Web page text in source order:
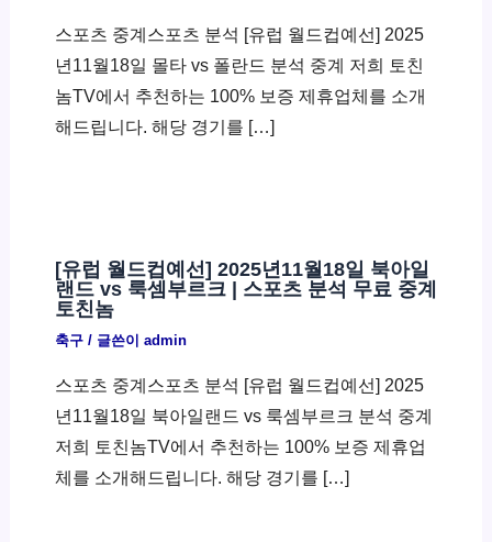
스포츠 중계스포츠 분석 [유럽 월드컵예선] 2025
년11월18일 몰타 vs 폴란드 분석 중계 저희 토친
놈TV에서 추천하는 100% 보증 제휴업체를 소개
해드립니다. 해당 경기를 […]
[유럽 월드컵예선] 2025년11월18일 북아일
랜드 vs 룩셈부르크 | 스포츠 분석 무료 중계
토친놈
축구/ 글쓴이 admin
스포츠 중계스포츠 분석 [유럽 월드컵예선] 2025
년11월18일 북아일랜드 vs 룩셈부르크 분석 중계
저희 토친놈TV에서 추천하는 100% 보증 제휴업
체를 소개해드립니다. 해당 경기를 […]